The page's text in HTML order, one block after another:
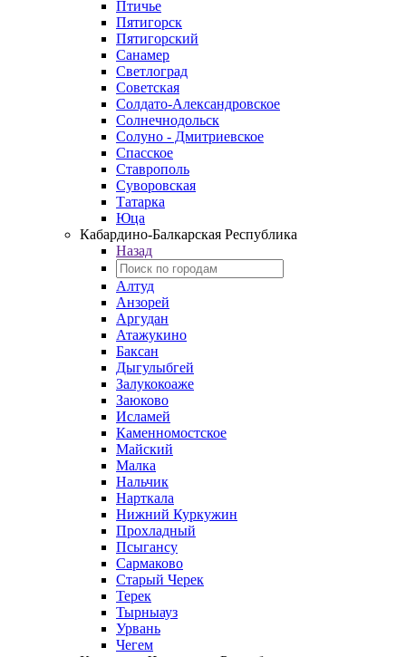
Птичье
Пятигорск
Пятигорский
Санамер
Светлоград
Советская
Солдато-Александровское
Солнечнодольск
Солуно - Дмитриевское
Спасское
Ставрополь
Суворовская
Татарка
Юца
Кабардино‑Балкарская Республика
Назад
Алтуд
Анзорей
Аргудан
Атажукино
Баксан
Дыгулыбгей
Залукокоаже
Заюково
Исламей
Каменномостское
Майский
Малка
Нальчик
Нарткала
Нижний Куркужин
Прохладный
Псыгансу
Сармаково
Старый Черек
Терек
Тырныауз
Урвань
Чегем